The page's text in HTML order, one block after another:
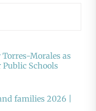
Torres-Morales as
Schools
families 2026 |